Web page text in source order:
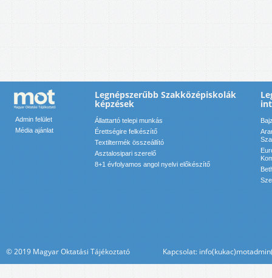
Admin felület
Média ajánlat
Legnépszerűbb Szakközépiskolák
képzések
Állattartó telepi munkás
Érettségire felkészítő
Textiltermék összeállító
Asztalosipari szerelő
8+1 évfolyamos angol nyelvi előkészítő
© 2019 Magyar Oktatási Tájékoztató Kapcsolat: